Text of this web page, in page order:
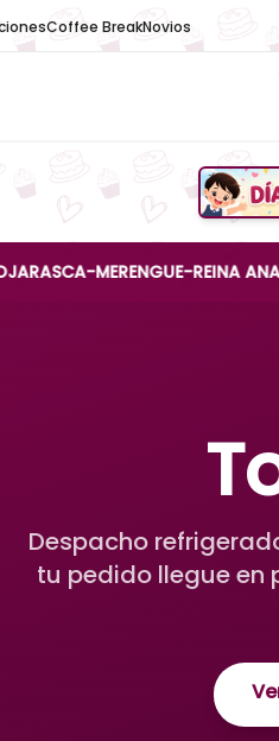
Coffee BreakNovios
MERENGUE-REINA ANA)
Despacho
tu pedido llegue en